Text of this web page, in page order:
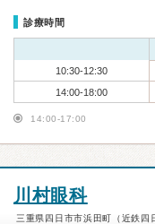
診療時間
10:30-12:30
14:00-18:00
14:00-17:00
川村眼科
三重県四日市市浜田町（近鉄四